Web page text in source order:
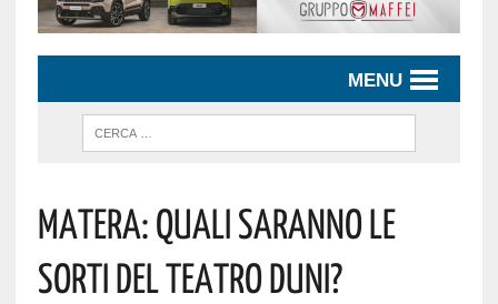
MENU
MATERA: QUALI SARANNO LE
SORTI DEL TEATRO DUNI?